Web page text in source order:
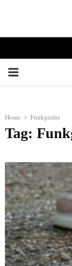
PRIMARY
Home Funkgeräte
Tag: